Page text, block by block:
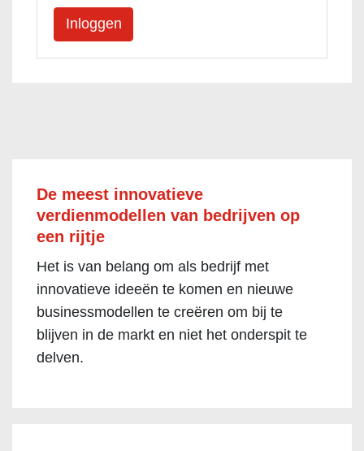
De meest innovatieve
verdienmodellen van bedrijven op
een rijtje
Het is van belang om als bedrijf met
innovatieve ideeën te komen en nieuwe
businessmodellen te creëren om bij te
blijven in de markt en niet het onderspit te
delven.